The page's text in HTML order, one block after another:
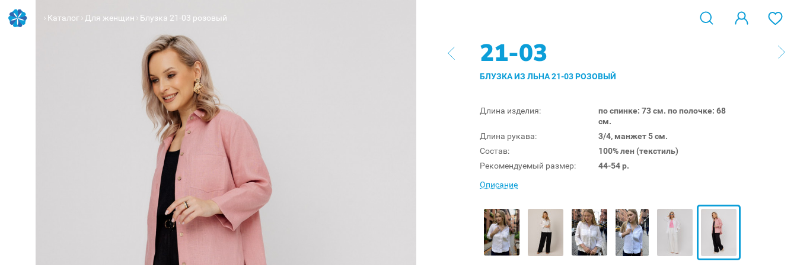
Каталог Для женщин Блузка 21-03 розовый
21-03
БЛУЗКА ИЗ ЛЬНА 21-03 РОЗОВЫЙ
Длина изделия:
по спинке: 73 см. по полочке: 68
см.
Длина рукава:
3/4, манжет 5 см.
Состав:
100% лен (текстиль)
Рекомендуемый размер:
44-54 р.
Описание